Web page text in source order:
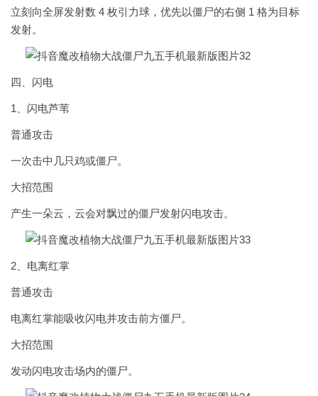
立刻向全屏发射数 4 枚引力球，优先以僵尸的右侧 1 格为目标
发射。
四、闪电
1、闪电芦苇
普通攻击
一次击中几只鸡或僵尸。
大招范围
产生一朵云，云会对飘过的僵尸发射闪电攻击。
2、电离红掌
普通攻击
电离红掌能吸收闪电并攻击前方僵尸。
大招范围
发动闪电攻击场内的僵尸。